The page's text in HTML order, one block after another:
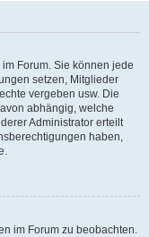
Forum. Sie können jede
setzen, Mitglieder
vergeben usw. Die
abhängig, welche
Administrator erteilt
haben,
im Forum zu beobachten.